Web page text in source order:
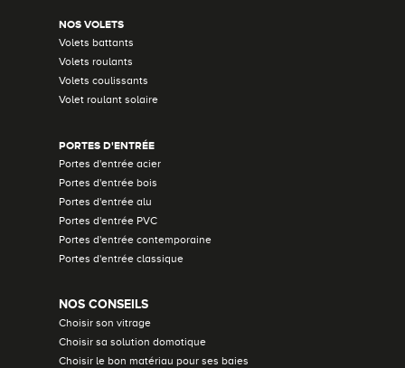
NOS VOLETS
Volets battants
Volets roulants
Volets coulissants
Volet roulant solaire
PORTES D'ENTRÉE
Portes d'entrée acier
Portes d'entrée bois
Portes d'entrée alu
Portes d'entrée PVC
Portes d'entrée contemporaine
Portes d'entrée classique
NOS CONSEILS
Choisir son vitrage
Choisir sa solution domotique
Choisir le bon matériau pour ses baies